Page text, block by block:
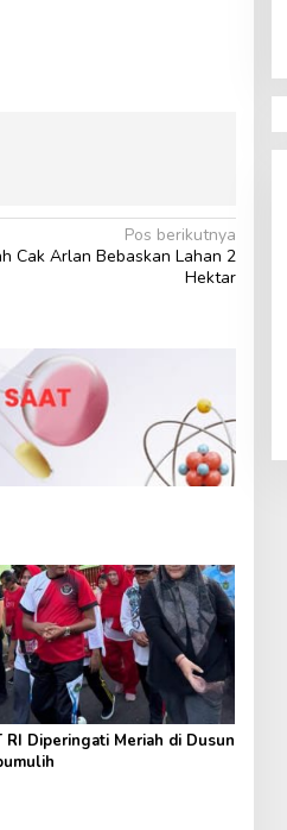
Pos berikutnya
Cak Arlan Bebaskan Lahan 2
Hektar
RI Diperingati Meriah di Dusun